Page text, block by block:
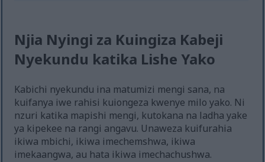
Njia Nyingi za Kuingiza Kabeji
Nyekundu katika Lishe Yako
Kabichi nyekundu ina matumizi mengi sana, na
kuifanya iwe rahisi kuiongeza kwenye milo yako. Ni
nzuri katika mapishi mengi, kutokana na ladha yake
ya kipekee na rangi angavu. Unaweza kuifurahia
ikiwa mbichi, ikiwa imechemshwa, ikiwa
imekaangwa, au hata ikiwa imechachushwa.